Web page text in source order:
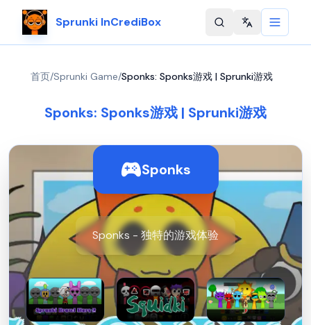
Sprunki InCrediBox Change
首页/Sprunki Game/Sponks: Sponks游戏 | Sprunki游戏
Sponks: Sponks游戏 | Sprunki游戏
Sponks
Sponks - 独特的游戏体验